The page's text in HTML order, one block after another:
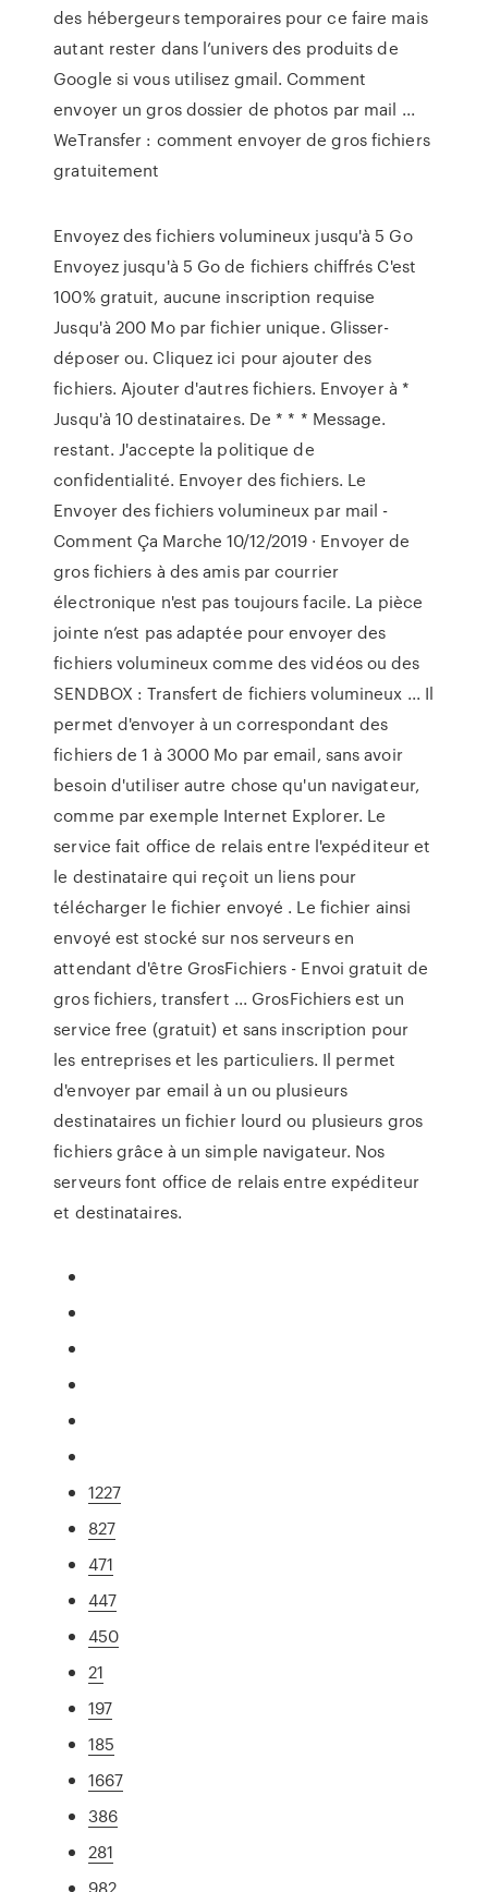
des hébergeurs temporaires pour ce faire mais
autant rester dans l’univers des produits de
Google si vous utilisez gmail. Comment
envoyer un gros dossier de photos par mail ...
WeTransfer : comment envoyer de gros fichiers
gratuitement
Envoyez des fichiers volumineux jusqu'à 5 Go
Envoyez jusqu'à 5 Go de fichiers chiffrés C'est
100% gratuit, aucune inscription requise
Jusqu'à 200 Mo par fichier unique. Glisser-
déposer ou. Cliquez ici pour ajouter des
fichiers. Ajouter d'autres fichiers. Envoyer à *
Jusqu'à 10 destinataires. De * * * Message.
restant. J'accepte la politique de
confidentialité. Envoyer des fichiers. Le
Envoyer des fichiers volumineux par mail -
Comment Ça Marche 10/12/2019 · Envoyer de
gros fichiers à des amis par courrier
électronique n'est pas toujours facile. La pièce
jointe n’est pas adaptée pour envoyer des
fichiers volumineux comme des vidéos ou des
SENDBOX : Transfert de fichiers volumineux ... Il
permet d'envoyer à un correspondant des
fichiers de 1 à 3000 Mo par email, sans avoir
besoin d'utiliser autre chose qu'un navigateur,
comme par exemple Internet Explorer. Le
service fait office de relais entre l'expéditeur et
le destinataire qui reçoit un liens pour
télécharger le fichier envoyé . Le fichier ainsi
envoyé est stocké sur nos serveurs en
attendant d'être GrosFichiers - Envoi gratuit de
gros fichiers, transfert ... GrosFichiers est un
service free (gratuit) et sans inscription pour
les entreprises et les particuliers. Il permet
d'envoyer par email à un ou plusieurs
destinataires un fichier lourd ou plusieurs gros
fichiers grâce à un simple navigateur. Nos
serveurs font office de relais entre expéditeur
et destinataires.
1227
827
471
447
450
21
197
185
1667
386
281
982